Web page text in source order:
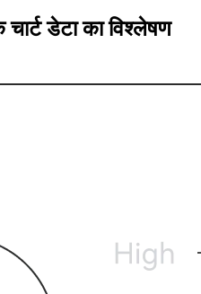
डेटा का विश्लेषण